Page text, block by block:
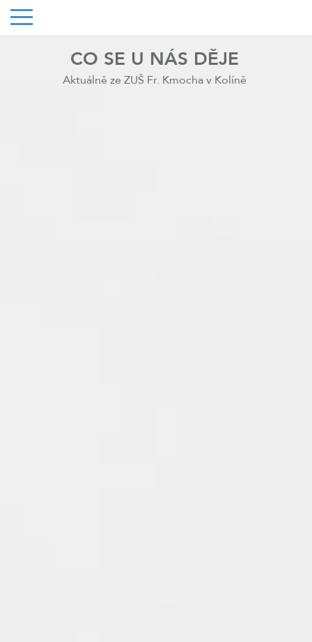
CO SE U NÁS DĚJE
Aktuálně ze ZUŠ Fr. Kmocha v Kolíně